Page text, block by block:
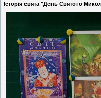
Історія свята "День Святого